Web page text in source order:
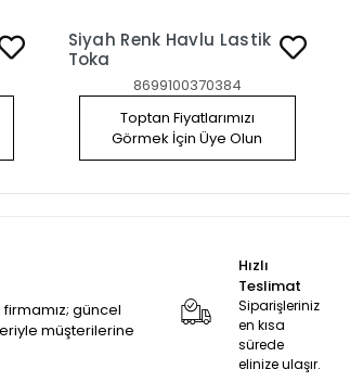
Siyah Renk Havlu Lastik
Toka
8699100370384
Toptan Fiyatlarımızı
Görmek İçin Üye Olun
güncel
müşterilerine
Hızlı
Teslimat
Siparişleriniz
en kısa
sürede
elinize ulaşır.